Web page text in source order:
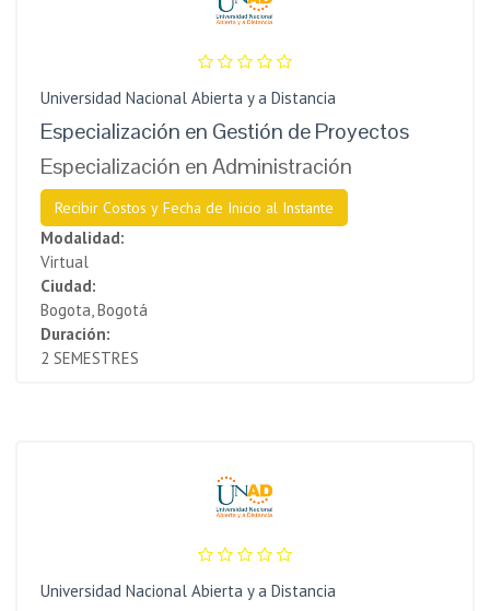
Universidad Nacional Abierta y a Distancia
Especialización en Gestión de Proyectos
Especialización en Administración
Recibir Costos y Fecha de Inicio al Instante
Modalidad:
Virtual
Ciudad:
Bogota, Bogotá
Duración:
2 SEMESTRES
Universidad Nacional Abierta y a Distancia